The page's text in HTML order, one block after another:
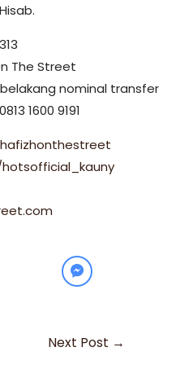
The Street
nominal transfer
1600 9191
Next Post →